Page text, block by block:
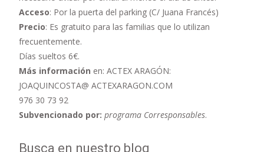
Acceso: Por la puerta del parking (C/ Juana Francés)
Precio: Es gratuito para las familias que lo utilizan
frecuentemente.
Días sueltos 6€.
Más información en: ACTEX ARAGÓN:
JOAQUINCOSTA@ ACTEXARAGON.COM
976 30 73 92
Subvencionado por: programa Corresponsables.
Busca en nuestro blog